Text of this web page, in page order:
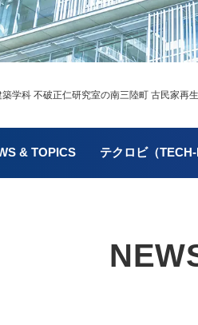
科 不破正仁研究室の南三陸町 古民家再
& TOPICS テクロビ（